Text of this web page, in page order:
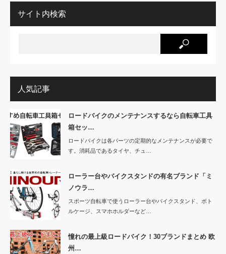
サイト内検索
人気記事
ロードバイクのメンテナンスするなら自転車工具
箱セッ…
ロードバイクは各パーツの定期的なメンテナンスが必要で
す。消耗品であるタイヤ、チュ…
ローラー台やバイクスタンドの有名ブランド「ミ
ノウラ…
スポーツ自転車で使うローラー台やバイクスタンド、ボト
ルケージ、スマホホルダーなど…
憧れの最上級ロードバイク！30ブランドまとめ 欧
州…